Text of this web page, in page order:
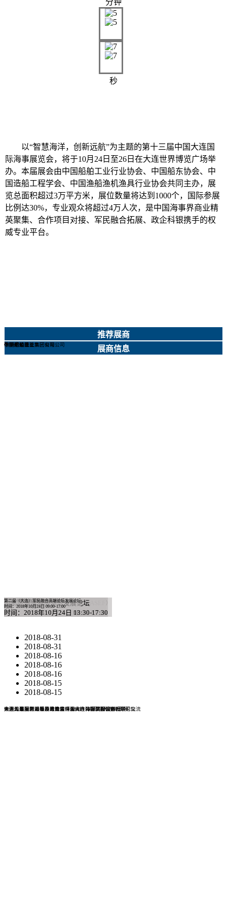
分钟
秒
以“智慧海洋，创新远航”为主题的第十三届中国大连国
际海事展览会，将于10月24日至26日在大连世界博览广场举
办。本届展会由中国船舶工业行业协会、中国船东协会、中
国造船工程学会、中国渔船渔机渔具行业协会共同主办，展
览总面积超过3万平方米，展位数量将达到1000个，国际参展
比例达30%，专业观众将超过4万人次，是中国海事界商业精
英聚集、合作项目对接、军民融合拓展、政企科银携手的权
威专业平台。
推荐展商
中国船舶重工集团公司
中国船舶工业集团有限公司
中国船级社
俄罗斯船级社
Norsafe
展商信息
第十二届亚洲造船技术论坛（ASEF）
时间：2018年10月23日 09:00-17:00
2018海洋技术与装备发展论坛
时间：2018年10月24日13:00-17:00
首届中国麦尔海事论坛
时间：2018年10月24日 08:30-17:30
中美能源贸易与海运发展论坛
时间：2018年10月24日 13:30-17:30
第四届中国大连国际海洋工程装备发展论坛
时间：2018年10月25日 09:00-12:00
第二届（大连）军民融合高端论坛
时间：2018年10月24日 09:00-17:00
2018-08-31
2018-08-31
2018-08-16
2018-08-16
2018-08-16
2018-08-15
2018-08-15
大连船舶配套对接及政策宣讲会将在海事展期间举行
中国大连国际海事展组委会拜访大连韩国贸易馆进行学习交流
第十二届亚洲造船技术论坛（ASEF）将亮相大连海事展
大连海事展同期举办第四届中国大连海洋工程装备发展论坛